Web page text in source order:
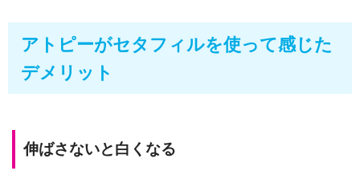
アトピーがセタフィルを使って感じた
デメリット
伸ばさないと白くなる